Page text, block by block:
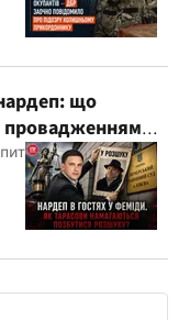
що
провадженнями